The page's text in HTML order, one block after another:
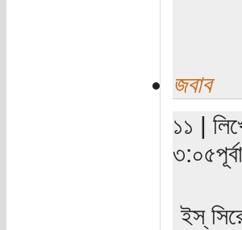
জবাব
১১ |
ইস্